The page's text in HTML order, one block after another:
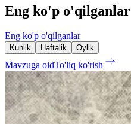
Eng ko'p o'qilganlar
Eng ko'p o'qilganlar
Kunlik Haftalik Oylik
Mavzuga oidTo'liq ko'rish